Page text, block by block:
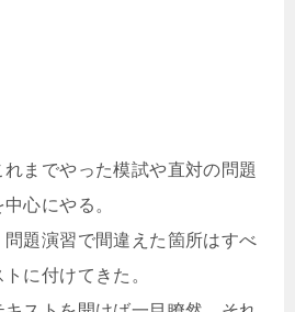
までやった模試や直対の問題
心にやる。
題演習で間違えた箇所はすべ
に付けてきた。